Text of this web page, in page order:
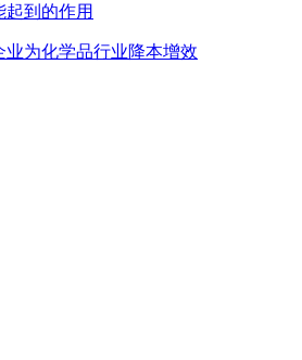
起到的作用
业为化学品行业降本增效